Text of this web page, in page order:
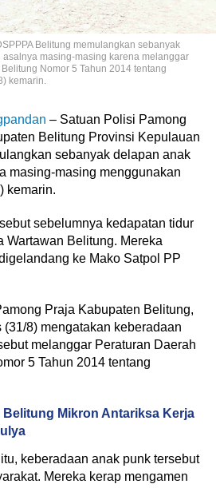
Belitung memulangkan sebanyak
masing-masing karena melanggar
Nomor 5 Tahun 2014 tentang
kemarin.
– Satuan Polisi Pamong
Belitung Provinsi Kepulauan
sebanyak delapan anak
masing-masing menggunakan
kemarin.
sebelumnya kedapatan tidur
Wartawan Belitung. Mereka
ke Mako Satpol PP
Praja Kabupaten Belitung,
8) mengatakan keberadaan
melanggar Peraturan Daerah
5 Tahun 2014 tentang
Belitung Mikron Antariksa Kerja
keberadaan anak punk tersebut
Mereka kerap mengamen